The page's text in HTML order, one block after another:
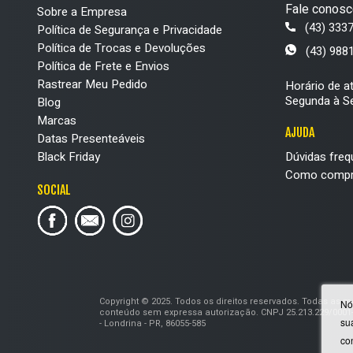
adicionar
mochilas e
proporcionando
Todos os
especiais.
Tênis Vans:
tênis Vans
marca se
resistentes o
Roupas Vans:
Para combinar
opções de
para
Sobre a Empresa
Política de Segurança e Privacidade
Política de Trocas e Devoluções
Política de Frete e Envios
Rastrear Meu Pedido
Blog
Marcas
Datas Presenteáveis
Black Friday
SOCIAL
Fale
(43)
(43)
Horário de
Segunda à
AJUDA
Dúvidas
Como
Copyright © 2025. Todos os direitos reservados. Todas
conteúdo sem expressa autorização. CNPJ 25.213.229/
- Londrina - PR, 86055-585